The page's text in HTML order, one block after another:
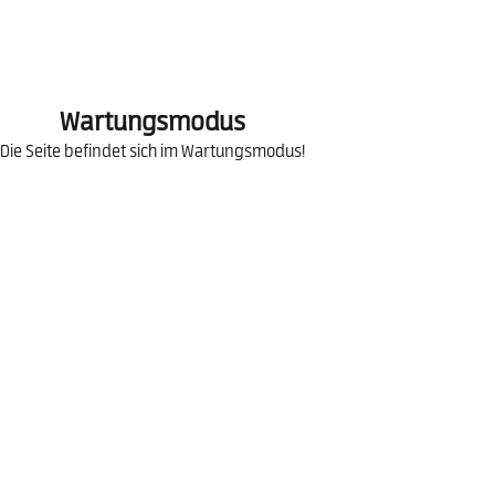
Wartungsmodus
Die Seite befindet sich im Wartungsmodus!